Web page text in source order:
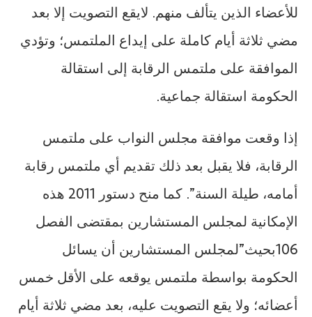
للأعضاء الذين يتألف منهم. لايقع التصويت إلا بعد
مضي ثلاثة أيام كاملة على إيداع الملتمس؛ وتؤدي
الموافقة على ملتمس الرقابة إلى استقالة
الحكومة استقالة جماعية.
إذا وقعت موافقة مجلس النواب على ملتمس
الرقابة، فلا يقبل بعد ذلك تقديم أي ملتمس رقابة
أمامه، طيلة السنة”. كما منح دستور 2011 هذه
الإمكانية لمجلس المستشارين بمقتضى الفصل
106بحيث”لمجلس المستشارين أن يسائل
الحكومة بواسطة ملتمس يوقعه على الأقل خمس
أعضائه؛ ولا يقع التصويت عليه، بعد مضي ثلاثة أيام